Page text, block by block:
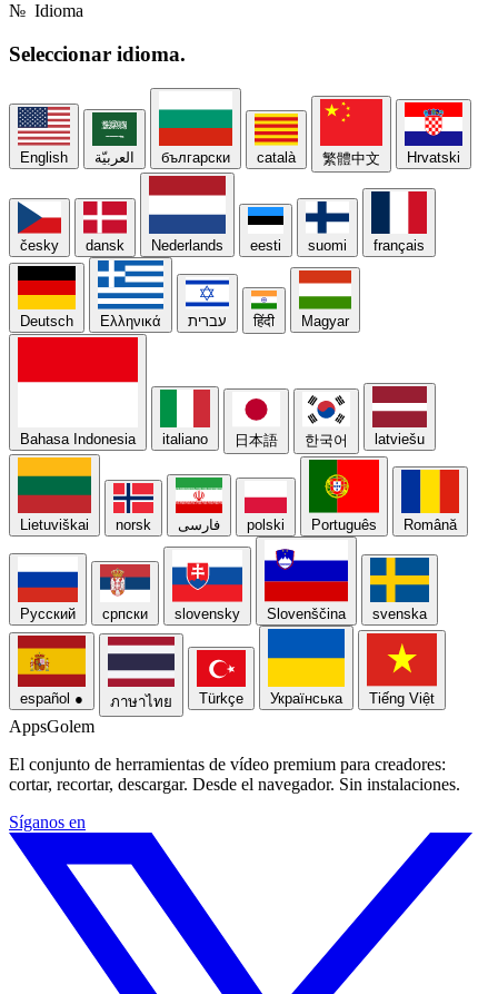
№ Idioma
Seleccionar idioma.
English العربيّة български català 繁體中文 Hrvatski
česky dansk Nederlands eesti suomi français
Deutsch Ελληνικά עברית हिंदी Magyar
Bahasa Indonesia italiano 日本語 한국어 latviešu
Lietuviškai norsk فارسی polski Português Română
Русский српски slovensky Slovenščina svenska
español ● ภาษาไทย Türkçe Українська Tiếng Việt
AppsGolem
El conjunto de herramientas de vídeo premium para creadores:
cortar, recortar, descargar. Desde el navegador. Sin instalaciones.
Síganos en